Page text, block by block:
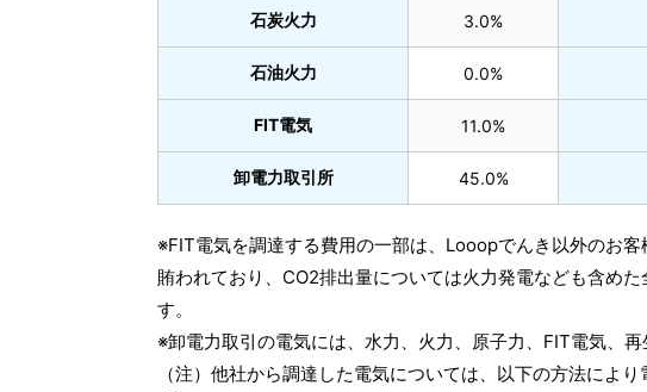
石炭火力 3.0%
石油火力 0.0%
FIT電気 11.0%
卸電力取引所 45.0%
※FIT電気を調達する費用の一部は、Looopでんき以外のお
賄われており、CO2排出量については火力発電なども含め
す。
※卸電力取引の電気には、水力、火力、原子力、FIT電気、再
（注）他社から調達した電気については、以下の方法により